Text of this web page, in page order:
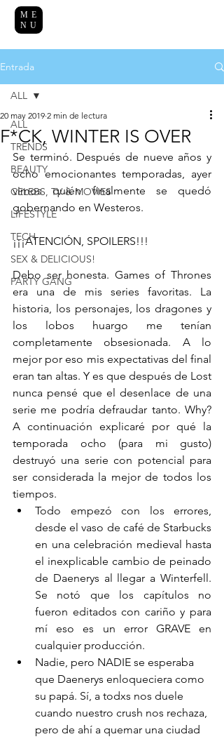
ME
NU
Entrada
ALL
TRENDS
BEAUTY
CELEBS, TV & MOVIES
LIFESTYLE
TECH
SEX & DELICIOUS!
PARTY GANG
ALL
F*CK, WINTER IS OVER
20 may 2019 2 min de lectura
Se terminó. Después de nueve años y
ocho emocionantes temporadas, ayer
vimos quién finalmente se quedó
gobernando en Westeros.
¡¡¡ATENCIÓN, SPOILERS!!!
Debo ser honesta. Games of Thrones
era una de mis series favoritas. La
historia, los personajes, los dragones y
los lobos huargo me tenían
completamente obsesionada. A lo
mejor por eso mis expectativas del final
eran tan altas. Y es que después de Lost
nunca pensé que el desenlace de una
serie me podría defraudar tanto. Why?
A continuación explicaré por qué la
temporada ocho (para mi gusto)
destruyó una serie con potencial para
ser considerada la mejor de todos los
tiempos.
Todo empezó con los errores,
desde el vaso de café de Starbucks
en una celebración medieval hasta
el inexplicable cambio de peinado
de Daenerys al llegar a Winterfell.
Se notó que los capítulos no
fueron editados con cariño y para
mí eso es un error GRAVE en
cualquier producción.
Nadie, pero NADIE se esperaba
que Daenerys enloqueciera como
su papá. Sí, a todxs nos duele
cuando nuestro crush nos rechaza,
pero de ahí a quemar una ciudad